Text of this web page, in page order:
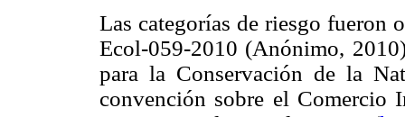
Las categorías de riesgo fueron
Ecol-059-2010 (Anónimo,
para la Conservación de la
convención sobre el Comercio